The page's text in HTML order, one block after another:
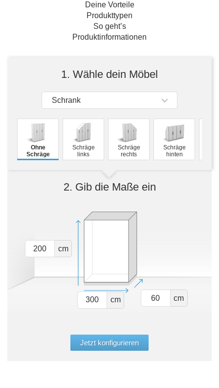
Deine Vorteile
Produkttypen
So geht’s
Produktinformationen
1. Wähle dein Möbel
Schrank
Ohne
Schräge
Schräge
links
Schräge
rechts
Schräge
hinten
2. Gib die Maße ein
cm
cm cm
Jetzt konfigurieren
Wandboards